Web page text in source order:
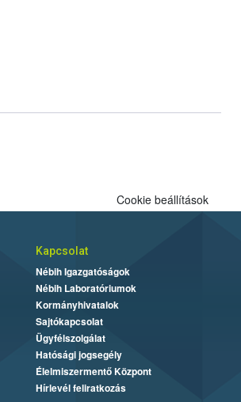
Cookie beállítások
Kapcsolat
Nébih Igazgatóságok
Nébih Laboratóriumok
Kormányhivatalok
Sajtókapcsolat
Ügyfélszolgálat
Hatósági jogsegély
Élelmiszermentő Központ
Hírlevél feliratkozás